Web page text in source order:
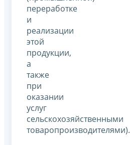
переработке
и
реализации
этой
продукции,
а
также
при
оказании
услуг
сельскохозяйственными
товаропроизводителями).